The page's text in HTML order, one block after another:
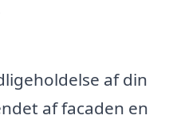
af din
af facaden en